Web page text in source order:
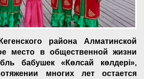
района Алматинской
место в общественной жизни
бабушек «Көлсай көлдері»,
многих лет остается